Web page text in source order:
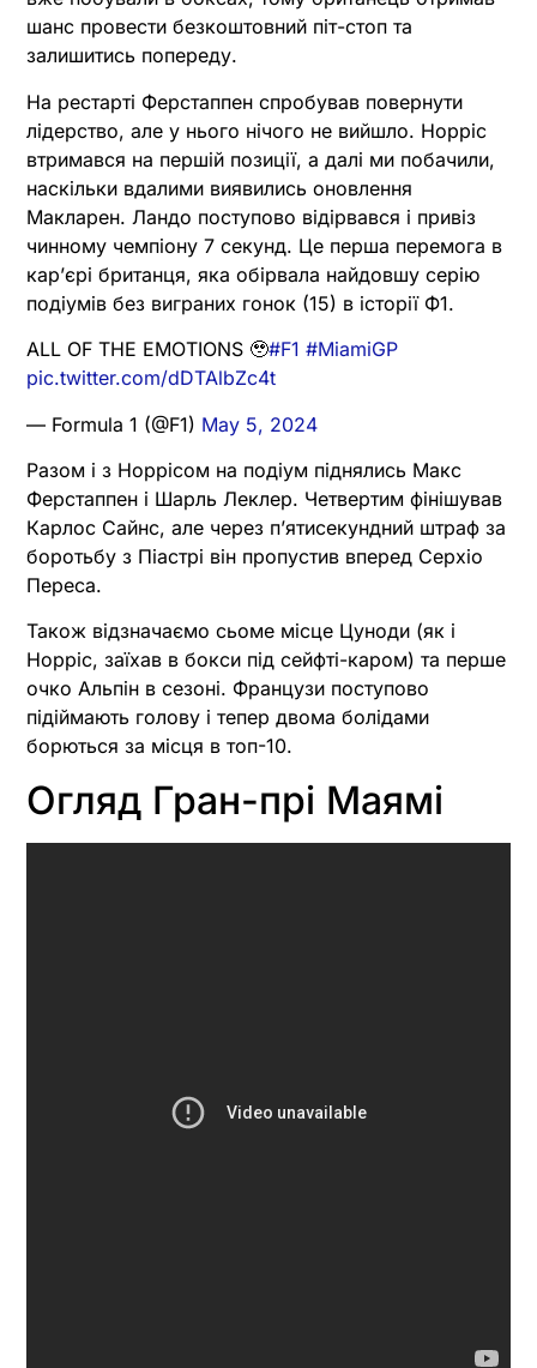
шанс провести безкоштовний піт-стоп та
залишитись попереду.
На рестарті Ферстаппен спробував повернути
лідерство, але у нього нічого не вийшло. Норріс
втримався на першій позиції, а далі ми побачили,
наскільки вдалими виявились оновлення
Макларен. Ландо поступово відірвався і привіз
чинному чемпіону 7 секунд. Це перша перемога в
карʼєрі британця, яка обірвала найдовшу серію
подіумів без виграних гонок (15) в історії Ф1.
ALL OF THE EMOTIONS 🥹#F1 #MiamiGP
pic.twitter.com/dDTAlbZc4t
— Formula 1 (@F1) May 5, 2024
Разом і з Норрісом на подіум піднялись Макс
Ферстаппен і Шарль Леклер. Четвертим фінішував
Карлос Сайнс, але через пʼятисекундний штраф за
боротьбу з Піастрі він пропустив вперед Серхіо
Переса.
Також відзначаємо сьоме місце Цуноди (як і
Норріс, заїхав в бокси під сейфті-каром) та перше
очко Альпін в сезоні. Французи поступово
підіймають голову і тепер двома болідами
борються за місця в топ-10.
Огляд Гран-прі Маямі